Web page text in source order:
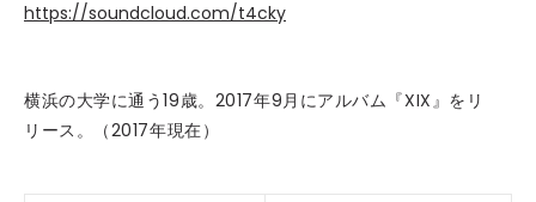
https://soundcloud.com/t4cky
横浜の大学に通う19歳。2017年9月にアルバム『XIX』をリ
リース。（2017年現在）